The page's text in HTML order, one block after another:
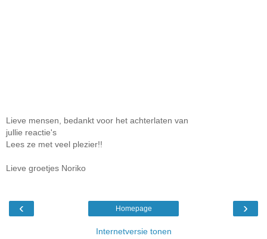
Lieve mensen, bedankt voor het achterlaten van
jullie reactie's
Lees ze met veel plezier!!
Lieve groetjes Noriko
‹ ›
Homepage
Internetversie tonen